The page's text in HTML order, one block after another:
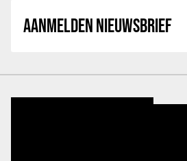
AANMELDEN NIEUWSBRIEF